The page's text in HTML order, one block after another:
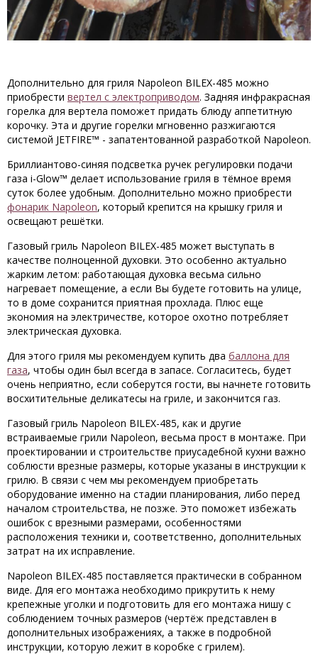
Дополнительно для гриля Napoleon BILEX-485 можно
приобрести вертел с электроприводом. Задняя инфракрасная
горелка для вертела поможет придать блюду аппетитную
корочку. Эта и другие горелки мгновенно разжигаются
системой JETFIRE™ - запатентованной разработкой Napoleon.
Бриллиантово-синяя подсветка ручек регулировки подачи
газа i-Glow™ делает использование гриля в тёмное время
суток более удобным. Дополнительно можно приобрести
фонарик Napoleon, который крепится на крышку гриля и
освещают решётки.
Газовый гриль Napoleon BILEX-485 может выступать в
качестве полноценной духовки. Это особенно актуально
жарким летом: работающая духовка весьма сильно
нагревает помещение, а если Вы будете готовить на улице,
то в доме сохранится приятная прохлада. Плюс еще
экономия на электричестве, которое охотно потребляет
электрическая духовка.
Для этого гриля мы рекомендуем купить два баллона для
газа, чтобы один был всегда в запасе. Согласитесь, будет
очень неприятно, если соберутся гости, вы начнете готовить
восхитительные деликатесы на гриле, и закончится газ.
Газовый гриль Napoleon BILEX-485, как и другие
встраиваемые грили Napoleon, весьма прост в монтаже. При
проектировании и строительстве приусадебной кухни важно
соблюсти врезные размеры, которые указаны в инструкции к
грилю. В связи с чем мы рекомендуем приобретать
оборудование именно на стадии планирования, либо перед
началом строительства, не позже. Это поможет избежать
ошибок с врезными размерами, особенностями
расположения техники и, соответственно, дополнительных
затрат на их исправление.
Napoleon BILEX-485 поставляется практически в собранном
виде. Для его монтажа необходимо прикрутить к нему
крепежные уголки и подготовить для его монтажа нишу с
соблюдением точных размеров (чертёж представлен в
дополнительных изображениях, а также в подробной
инструкции, которую лежит в коробке с грилем).